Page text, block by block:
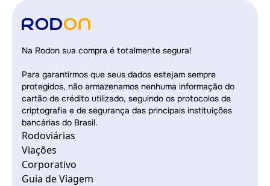
Na Rodon sua compra é totalmente segura!
Para garantirmos que seus dados estejam sempre
protegidos, não armazenamos nenhuma informação do
cartão de crédito utilizado, seguindo os protocolos de
criptografia e de segurança das principais instituições
bancárias do Brasil.
Rodoviárias
Viações
Corporativo
Guia de Viagem